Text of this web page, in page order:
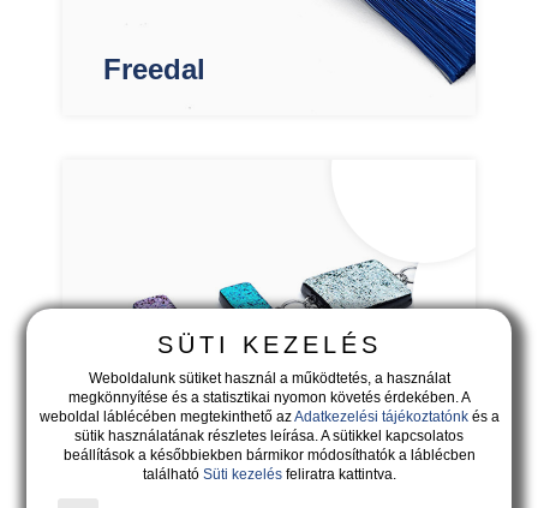
Freedal
SÜTI KEZELÉS
Weboldalunk sütiket használ a működtetés, a használat
megkönnyítése és a statisztikai nyomon követés érdekében. A
weboldal láblécében megtekinthető azAdatkezelési tájékoztatónkés a
sütik használatának részletes leírása. A sütikkel kapcsolatos
beállítások a későbbiekben bármikor módosíthatók a láblécben
található Süti kezelésfeliratra kattintva.